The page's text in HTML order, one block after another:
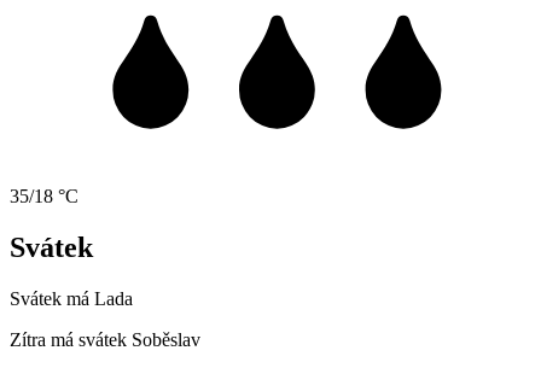
35/18 °C
Svátek
Svátek má Lada
Zítra má svátek Soběslav